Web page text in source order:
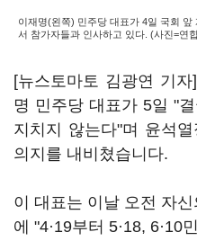
이재명(왼쪽) 민주당 대표가 4일 국회
서 참가자들과 인사하고 있다. (사진=연
[뉴스토마토 김광연 기
명 민주당 대표가 5일 "
지치지 않는다"며 윤석
의지를 내비쳤습니다.
이 대표는 이날 오전 자
에 "4·19부터 5·18, 6·10